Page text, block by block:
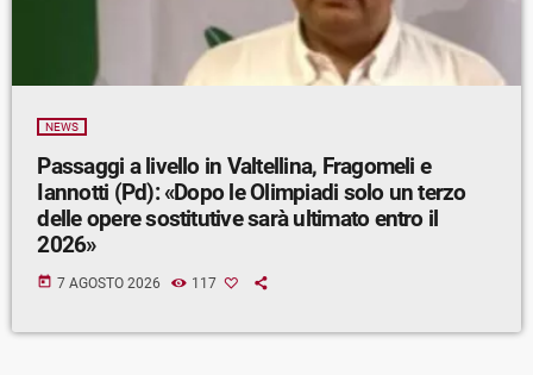
NEWS
Passaggi a livello in Valtellina, Fragomeli e
Iannotti (Pd): «Dopo le Olimpiadi solo un terzo
delle opere sostitutive sarà ultimato entro il
2026»
today 7 AGOSTO 2026 117